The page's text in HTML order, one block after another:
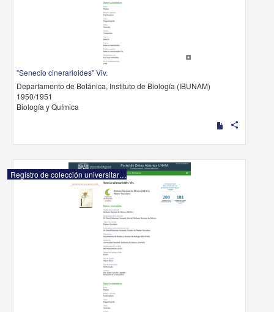
"Senecio cinerarioides" Viv.
Departamento de Botánica, Instituto de Biología (IBUNAM)
1950/1951
Biología y Química
share
Registro de colección universitaria